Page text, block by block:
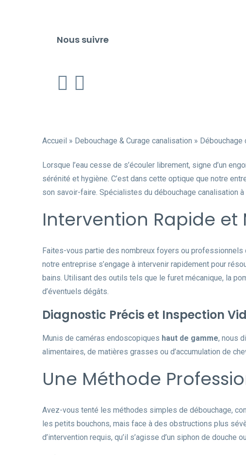
Nous suivre
Accueil » Debouchage & Curage canalisation » Débouchage
Lorsque l’eau cesse de s’écouler librement, signe d’un
sérénité et hygiène. C’est dans cette optique que notre
son savoir-faire. Spécialistes du débouchage canalisation
Intervention Rapide et
Faites-vous partie des nombreux foyers ou professionnels
notre entreprise s’engage à intervenir rapidement pour
bains. Utilisant des outils tels que le furet mécanique, la
d’éventuels dégâts.
Diagnostic Précis et Inspection
Munis de caméras endoscopiques haut de gamme, nous
alimentaires, de matières grasses ou d’accumulation de
Une Méthode
Avez-vous tenté les méthodes simples de débouchage,
les petits bouchons, mais face à des obstructions plus
d’intervention requis, qu’il s’agisse d’un siphon de douche